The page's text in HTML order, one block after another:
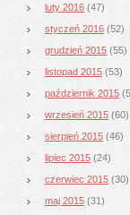
luty 2016 (47)
styczeń 2016 (52)
grudzień 2015 (55)
listopad 2015 (53)
październik 2015
wrzesień 2015 (60)
sierpień 2015 (46)
lipiec 2015 (24)
czerwiec 2015 (30)
maj 2015 (31)